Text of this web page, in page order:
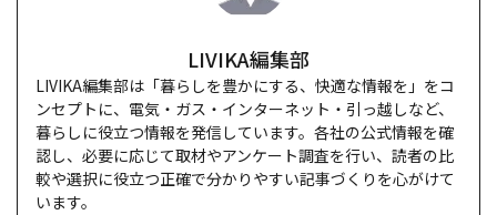
LIVIKA編集部
LIVIKA編集部は「暮らしを豊かにする、快適な情報を」をコ
ンセプトに、電気・ガス・インターネット・引っ越しなど、
暮らしに役立つ情報を発信しています。各社の公式情報を確
認し、必要に応じて取材やアンケート調査を行い、読者の比
較や選択に役立つ正確で分かりやすい記事づくりを心がけて
います。